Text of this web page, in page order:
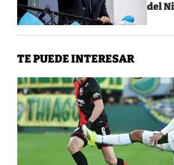
del
TE PUEDE INTERESAR